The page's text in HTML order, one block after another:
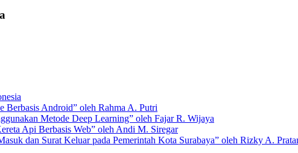
Berbasis Android” oleh Rahma A. Putri
Metode Deep Learning” oleh Fajar R. Wijaya
Api Berbasis Web” oleh Andi M. Siregar
dan Surat Keluar pada Pemerintah Kota Surabaya” oleh Rizky A.